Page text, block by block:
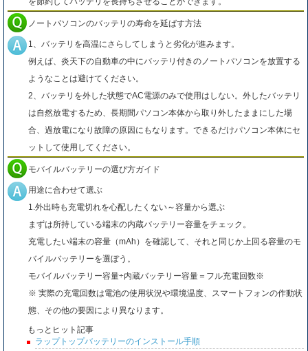
ノートパソコンのバッテリの寿命を延ばす方法
1、バッテリを高温にさらしてしまうと劣化が進みます。
例えば、炎天下の自動車の中にバッテリ付きのノートパソコンを放置する
ようなことは避けてください。
2、バッテリを外した状態でAC電源のみで使用はしない。外したバッテリ
は自然放電するため、長期間パソコン本体から取り外したままにした場
合、過放電になり故障の原因にもなります。できるだけパソコン本体にセ
ットして使用してください。
モバイルバッテリーの選び方ガイド
用途に合わせて選ぶ
1.外出時も充電切れを心配したくない～容量から選ぶ
まずは所持している端末の内蔵バッテリー容量をチェック。
充電したい端末の容量（mAh）を確認して、それと同じか上回る容量のモ
バイルバッテリーを選ぼう。
モバイルバッテリー容量÷内蔵バッテリー容量＝フル充電回数※
※ 実際の充電回数は電池の使用状況や環境温度、スマートフォンの作動状
態、その他の要因により異なります。
もっとヒット記事
ラップトップバッテリーのインストール手順